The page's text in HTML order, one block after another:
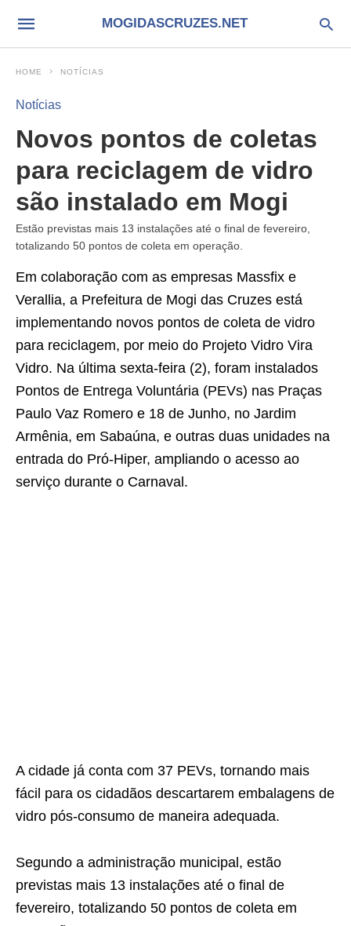
MOGIDASCRUZES.NET
HOME NOTÍCIAS
Notícias
Novos pontos de coletas
para reciclagem de vidro
são instalado em Mogi
Estão previstas mais 13 instalações até o final de fevereiro,
totalizando 50 pontos de coleta em operação.
Em colaboração com as empresas Massfix e
Verallia, a Prefeitura de Mogi das Cruzes está
implementando novos pontos de coleta de vidro
para reciclagem, por meio do Projeto Vidro Vira
Vidro. Na última sexta-feira (2), foram instalados
Pontos de Entrega Voluntária (PEVs) nas Praças
Paulo Vaz Romero e 18 de Junho, no Jardim
Armênia, em Sabaúna, e outras duas unidades na
entrada do Pró-Hiper, ampliando o acesso ao
serviço durante o Carnaval.
A cidade já conta com 37 PEVs, tornando mais
fácil para os cidadãos descartarem embalagens de
vidro pós-consumo de maneira adequada.
Segundo a administração municipal, estão
previstas mais 13 instalações até o final de
fevereiro, totalizando 50 pontos de coleta em